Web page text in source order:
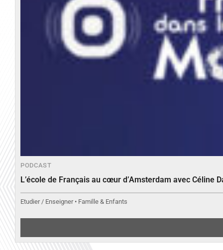
PODCAST
L’école de Français au cœur d’Amsterdam avec Céline
Etudier / Enseigner • Famille & Enfants